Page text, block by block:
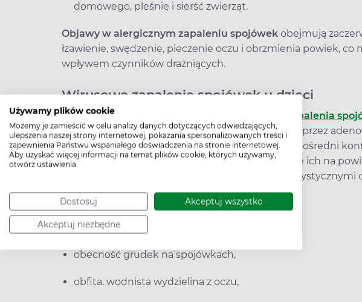
Używamy plików cookie
Możemy je zamieścić w celu analizy danych dotyczących odwiedzających,
ulepszenia naszej strony internetowej, pokazania spersonalizowanych treści i
zapewnienia Państwu wspaniałego doświadczenia na stronie internetowej.
Aby uzyskać więcej informacji na temat plików cookie, których używamy,
otwórz ustawienia.
Dostosuj Akceptuj wszystko
Akceptuj niezbędne
domowego, pleśnie i sierść zwierząt.
Objawy w alergicznym zapaleniu spojówek obejmują
łzawienie, swędzenie, pieczenie oczu i obrzmienia powiek, co
wpływem czynników drażniących.
Wirusowe zapalenie spojówek u dzieci
Coraz częściej obserwuje się lokalne epidemie zapalenia
zapalenie spojówek jest spowodowane zazwyczaj przez
zakaźne. Infekcja rozprzestrzenia się poprzez bezpośredni
dotykanie przedmiotów z wirusami i przenoszenie ich na
zapalenie spojówek u dzieci cechuje się charakterystycznymi
obrzęk powiek,
silne zaczerwienienie spojówek,
obecność grudek na spojówkach,
obfita, wodnista wydzielina z oczu,